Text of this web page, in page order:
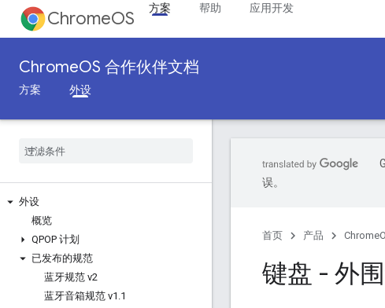
ChromeOS 方案 帮助 应用开发
ChromeOS 合作伙伴文档
方案 外设
外设
概览
QPOP 计划
已发布的规范
蓝牙规范 v2
蓝牙音箱规范 v1 .1
误。
首页 产品
键盘 - 外